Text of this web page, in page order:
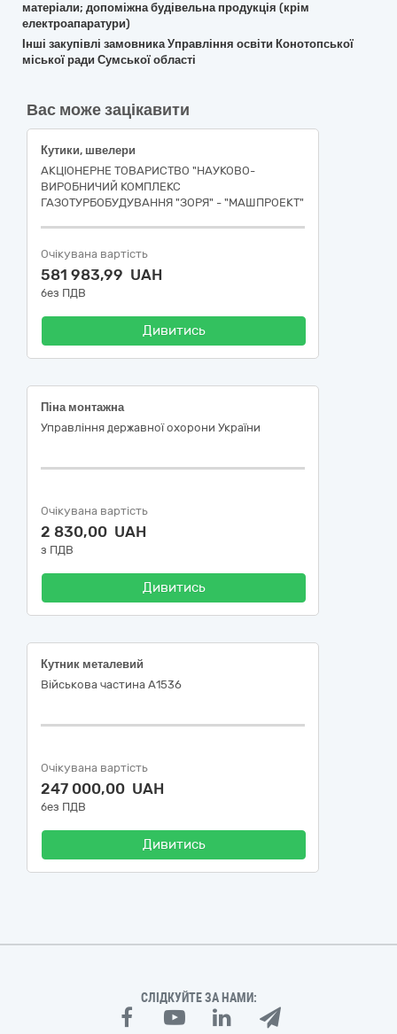
матеріали; допоміжна будівельна продукція (крім
електроапаратури)
Інші закупівлі замовника Управління освіти Конотопської
міської ради Сумської області
Вас може зацікавити
Кутики, швелери
АКЦІОНЕРНЕ ТОВАРИСТВО "НАУКОВО-
ВИРОБНИЧИЙ КОМПЛЕКС
ГАЗОТУРБОБУДУВАННЯ "ЗОРЯ" - "МАШПРОЕКТ"
Очікувана вартість
581 983,99 UAH
без ПДВ
Дивитись
Піна монтажна
Управління державної охорони України
Очікувана вартість
2 830,00 UAH
з ПДВ
Дивитись
Кутник металевий
Військова частина А1536
Очікувана вартість
247 000,00 UAH
без ПДВ
Дивитись
СЛІДКУЙТЕ ЗА НАМИ: